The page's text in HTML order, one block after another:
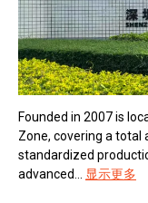
Founded in 2007 is
Zone, covering a total
standardized
advanced... 显示更多